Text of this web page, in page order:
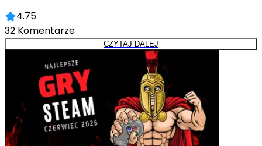
4.75
32 Komentarze
CZYTAJ DALEJ